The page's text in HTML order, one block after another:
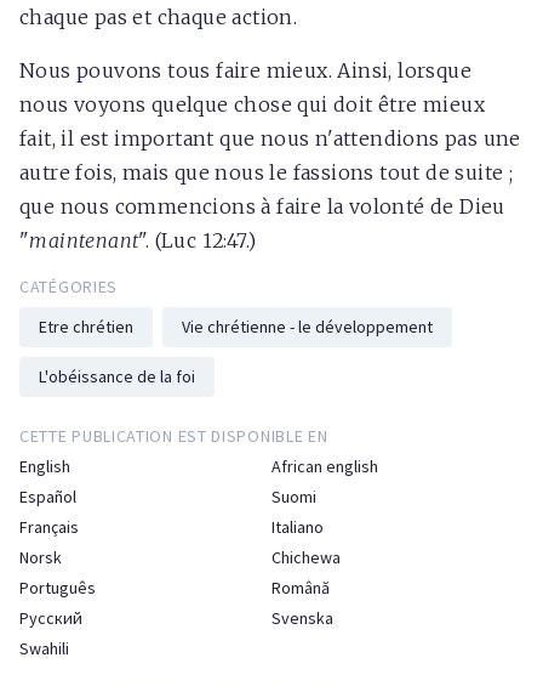
chaque pas et chaque action.
Nous pouvons tous faire mieux. Ainsi, lorsque
nous voyons quelque chose qui doit être mieux
fait, il est important que nous n'attendions pas une
autre fois, mais que nous le fassions tout de suite ;
que nous commencions à faire la volonté de Dieu
"maintenant". (Luc 12:47.)
CATÉGORIES
Etre chrétien
Vie chrétienne - le développement
L'obéissance de la foi
CETTE PUBLICATION EST DISPONIBLE EN
English
African english
Español
Suomi
Français
Italiano
Norsk
Chichewa
Português
Română
Русский
Svenska
Swahili